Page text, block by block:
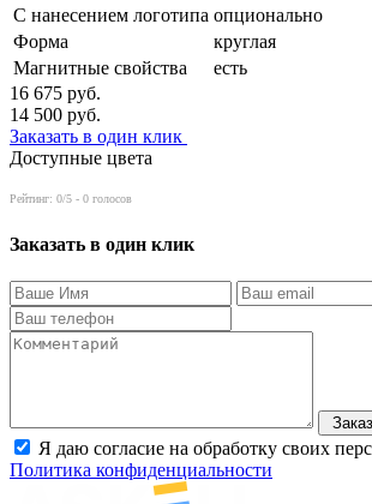
С нанесением логотипа опционально
Форма
круглая
Магнитные свойства
есть
16 675 руб.
14 500 руб.
Заказать в один клик
Доступные цвета
Рейтинг: 0/5 - 0 голосов
Заказать в один клик
Я даю согласие на обработку своих
Политика конфиденциальности